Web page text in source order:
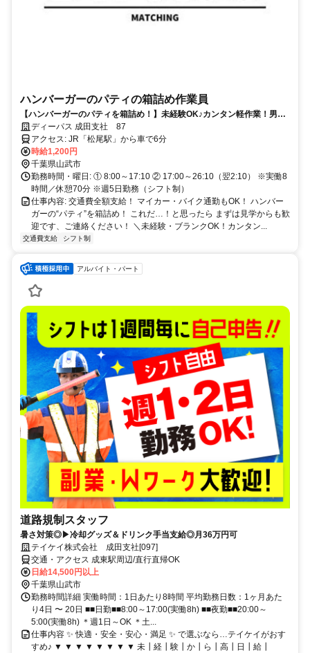
ハンバーガーのパティの箱詰め作業員
【ハンバーガーのパティを箱詰め！】未経験OK♪カンタン軽作業！男女
活躍中！
ディーパス 成田支社 87
アクセス: JR「松尾駅」から車で6分
時給1,200円
千葉県山武市
勤務時間・曜日: ① 8:00～17:10 ② 17:00～26:10（翌2:10） ※実働8
時間／休憩70分 ※週5日勤務（シフト制）
仕事内容: 交通費全額支給！ マイカー・バイク通勤もOK！ ハンバー
ガーの“パティ”を箱詰め！ これだ…！と思ったら まずは見学からも歓
迎です、ご連絡ください！ ＼未経験・ブランクOK！カンタン...
交通費支給 シフト制
アルバイト・パート
道路規制スタッフ
暑さ対策◎▶冷却グッズ＆ドリンク手当支給◎月36万円可
テイケイ株式会社 成田支社[097]
交通・アクセス 成東駅周辺/直行直帰OK
日給14,500円以上
千葉県山武市
勤務時間詳細 実働時間：1日あたり8時間 平均勤務日数：1ヶ月あた
り4日 〜 20日 ■■日勤■■8:00～17:00(実働8h) ■■夜勤■■20:00～
5:00(実働8h) ＊週1日～OK ＊土...
仕事内容 ✨ 快適・安全・安心・満足 ✨ で選ぶなら…テイケイがおす
すめ♪ ▼ ▼ ▼ ▼ ▼ ▼ ▼ ▼ 未┃経┃験┃か┃ら┃高┃日┃給┃